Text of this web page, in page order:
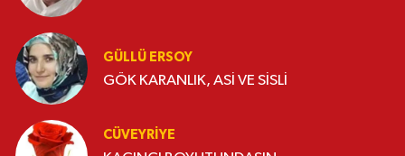
GÜLLÜ ERSOY
GÖK KARANLIK, ASİ VE SİSLİ
CÜVEYRIYE